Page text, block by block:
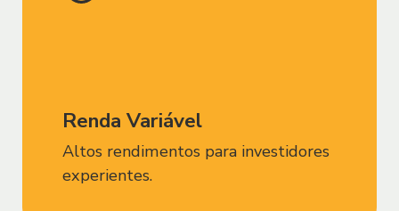
que permita sua identificação e para as
finalidades previstas no presente
Termo.
Renda Variável
Altos rendimentos para investidores
experientes.